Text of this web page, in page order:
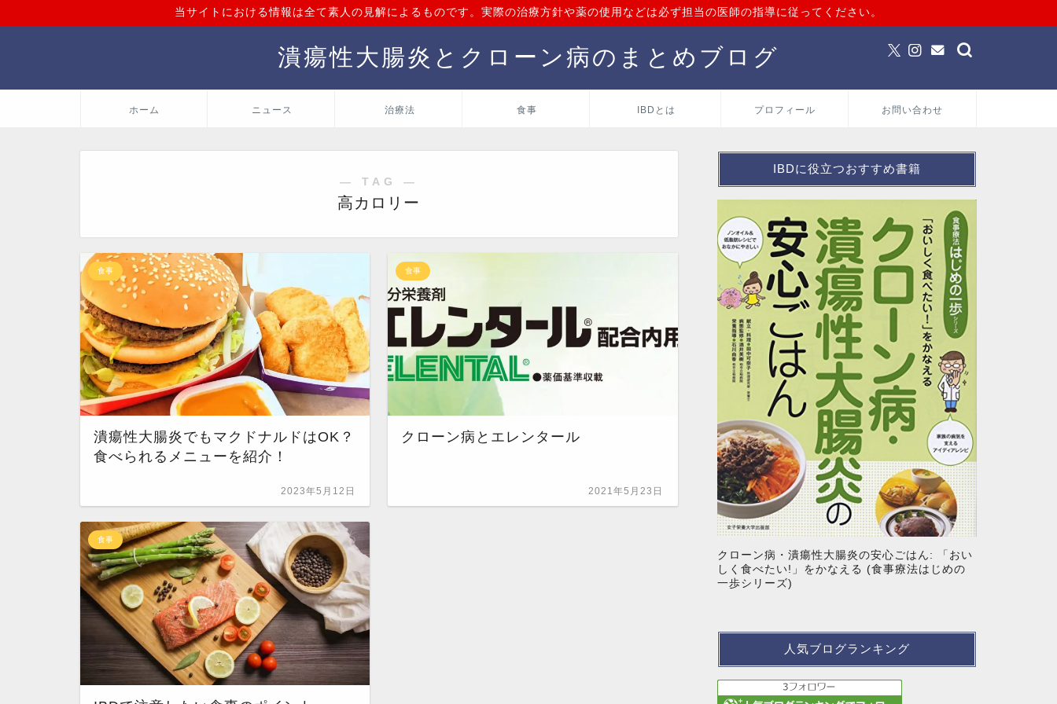
当サイトにおける情報は全て素人の見解によるものです。実際の治療方針や薬の使用などは必ず担当の医師の指導に従ってください。
潰瘍性大腸炎とクローン病のまとめブログ
ホーム ニュース 治療法 食事 IBDとは プロフィール お問い合わせ
― TAG ―
高カロリー
食事
潰瘍性大腸炎でもマクドナルドはOK？
食べられるメニューを紹介！
2023年5月12日
食事
クローン病とエレンタール
2021年5月23日
食事
IBDに役立つおすすめ書籍
クローン病・潰瘍性大腸炎の安心ごはん: 「おい
しく食べたい!」をかなえる (食事療法はじめの
一歩シリーズ)
人気ブログランキング